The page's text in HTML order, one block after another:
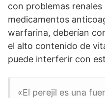
con problemas
medicamentos
warfarina, deberían
el alto contenido de
puede interferir con
«El perejil es una